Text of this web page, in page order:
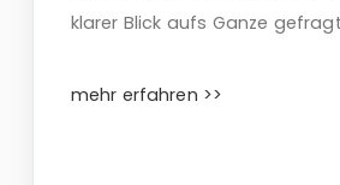
klarer Blick aufs Ganze
mehr erfahren >>